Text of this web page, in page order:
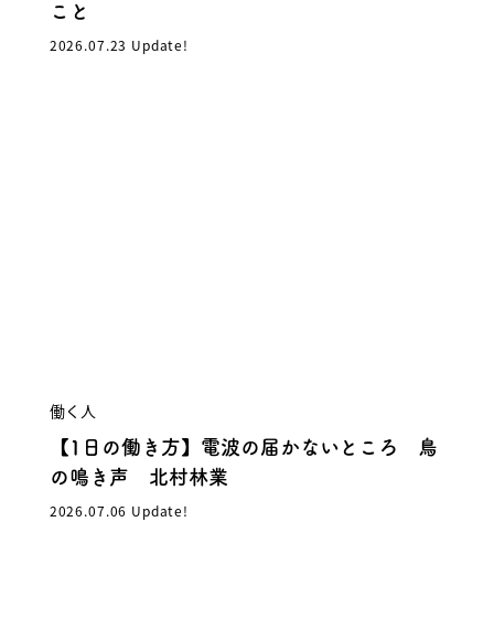
こと
2026.07.23 Update!
働く人
【1日の働き方】電波の届かないところ 鳥
の鳴き声 北村林業
2026.07.06 Update!